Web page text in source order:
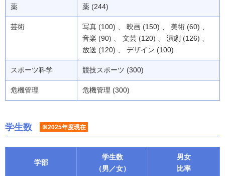
薬 薬 (244)
芸術
写真 (100) 、 映画 (150) 、 美術 (60) 、
音楽 (90) 、 文芸 (120) 、 演劇 (126) 、
放送 (120) 、 デザイン (100)
スポーツ科学 競技スポーツ (300)
危機管理 危機管理 (300)
学生数 ※2025年度現在
学部
学生数
（男／女）
男女
比率